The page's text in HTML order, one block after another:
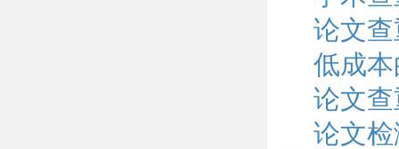
论文
低成
论文
论文